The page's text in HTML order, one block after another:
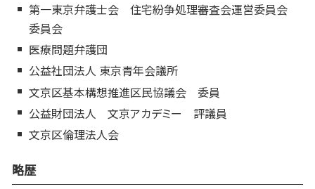
第一東京弁護士会 住宅紛争処理審査会運営委員会
委員会
医療問題弁護団
公益社団法人 東京青年会議所
文京区基本構想推進区民協議会 委員
公益財団法人 文京アカデミー 評議員
文京区倫理法人会
略歴